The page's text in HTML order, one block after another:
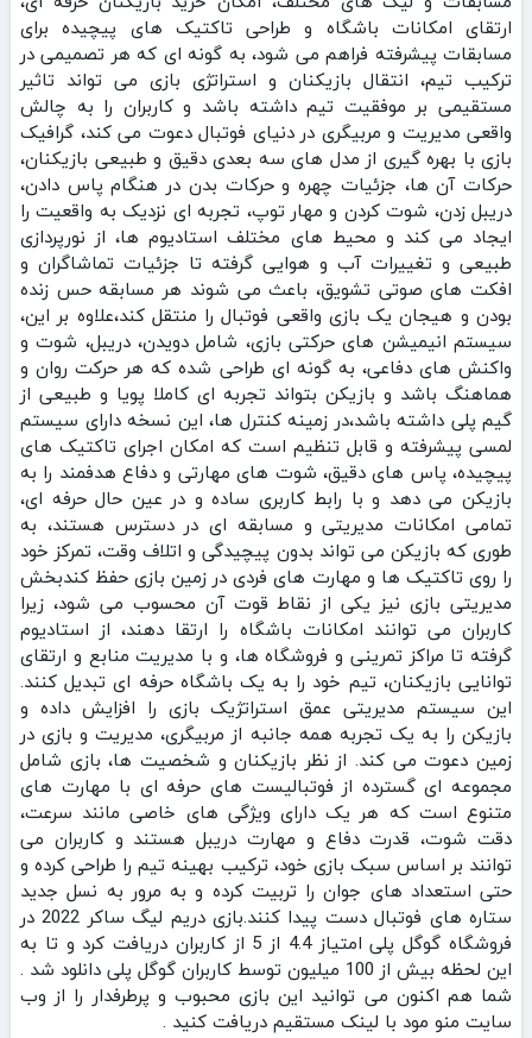
ارتقای امکانات باشگاه و طراحی تاکتیک‌ های پیچیده برای
مسابقات پیشرفته فراهم می‌ شود، به گونه‌ ای که هر تصمیمی در
ترکیب تیم، انتقال بازیکنان و استراتژی بازی می‌ تواند تاثیر
مستقیمی بر موفقیت تیم داشته باشد و کاربران را به چالش
واقعی مدیریت و مربیگری در دنیای فوتبال دعوت می‌ کند، گرافیک
بازی با بهره‌ گیری از مدل‌ های سه‌ بعدی دقیق و طبیعی بازیکنان،
حرکات آن‌ ها، جزئیات چهره و حرکات بدن در هنگام پاس دادن،
دریبل زدن، شوت کردن و مهار توپ، تجربه‌ ای نزدیک به واقعیت را
ایجاد می‌ کند و محیط‌ های مختلف استادیوم‌ ها، از نورپردازی
طبیعی و تغییرات آب و هوایی گرفته تا جزئیات تماشاگران و
افکت‌ های صوتی تشویق، باعث می‌ شوند هر مسابقه حس زنده
بودن و هیجان یک بازی واقعی فوتبال را منتقل کند،علاوه بر این،
سیستم انیمیشن‌ های حرکتی بازی، شامل دویدن، دریبل، شوت و
واکنش‌ های دفاعی، به گونه‌ ای طراحی شده که هر حرکت روان و
هماهنگ باشد و بازیکن بتواند تجربه‌ ای کاملا پویا و طبیعی از
گیم‌ پلی داشته باشد،در زمینه کنترل‌ ها، این نسخه دارای سیستم
لمسی پیشرفته و قابل تنظیم است که امکان اجرای تاکتیک‌ های
پیچیده، پاس‌ های دقیق، شوت‌ های مهارتی و دفاع هدفمند را به
بازیکن می‌ دهد و با رابط کاربری ساده و در عین حال حرفه‌ ای،
تمامی امکانات مدیریتی و مسابقه‌ ای در دسترس هستند، به
طوری که بازیکن می‌ تواند بدون پیچیدگی و اتلاف وقت، تمرکز خود
را روی تاکتیک‌ ها و مهارت‌ های فردی در زمین بازی حفظ کند‌بخش
مدیریتی بازی نیز یکی از نقاط قوت آن محسوب می‌ شود، زیرا
کاربران می‌ توانند امکانات باشگاه را ارتقا دهند، از استادیوم
گرفته تا مراکز تمرینی و فروشگاه‌ ها، و با مدیریت منابع و ارتقای
توانایی بازیکنان، تیم خود را به یک باشگاه حرفه‌ ای تبدیل کنند.
این سیستم مدیریتی عمق استراتژیک بازی را افزایش داده و
بازیکن را به یک تجربه همه‌ جانبه از مربیگری، مدیریت و بازی در
زمین دعوت می‌ کند. از نظر بازیکنان و شخصیت‌ ها، بازی شامل
مجموعه‌ ای گسترده از فوتبالیست‌ های حرفه‌ ای با مهارت‌ های
متنوع است که هر یک دارای ویژگی‌ های خاصی مانند سرعت،
دقت شوت، قدرت دفاع و مهارت دریبل هستند و کاربران می‌
توانند بر اساس سبک بازی خود، ترکیب بهینه تیم را طراحی کرده و
حتی استعداد های جوان را تربیت کرده و به مرور به نسل جدید
ستاره‌ های فوتبال دست پیدا کنند‌.بازی دریم لیگ ساکر 2022 در
فروشگاه گوگل پلی امتیاز 4.4 از 5 از کاربران دریافت کرد و تا به
این لحظه بیش از 100 میلیون توسط کاربران گوگل پلی دانلود شد .
شما هم اکنون می توانید این بازی محبوب و پرطرفدار را از وب
سایت منو مود با لینک مستقیم دریافت کنید .